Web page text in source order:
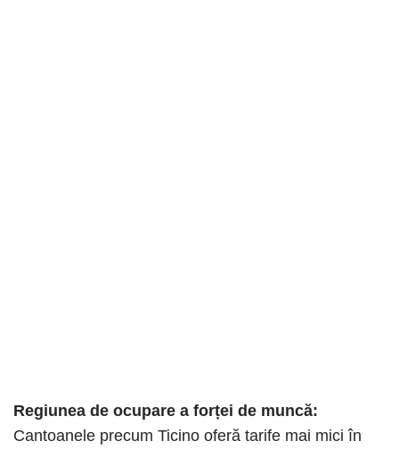
Regiunea de ocupare a forței de muncă:
Cantoanele precum Ticino oferă tarife mai mici în